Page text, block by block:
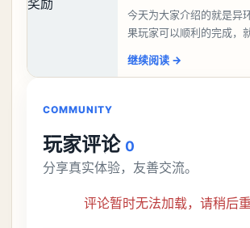
今天为大家介绍的就是异
果玩家可以顺利的完成，
比较高的，对于那些新手
继续阅读 →
COMMUNITY
玩家评论 0
分享真实体验，友善交流。
评论暂时无法加载，请稍后重